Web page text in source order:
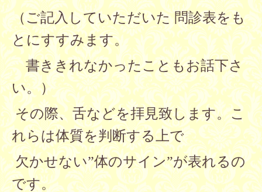
（ご記入していただいた 問診表をも
とにすすみます。
書ききれなかったこともお話下さ
い。）
その際、舌などを拝見致します。こ
れらは体質を判断する上で
欠かせない”体のサイン”が表れるの
です。